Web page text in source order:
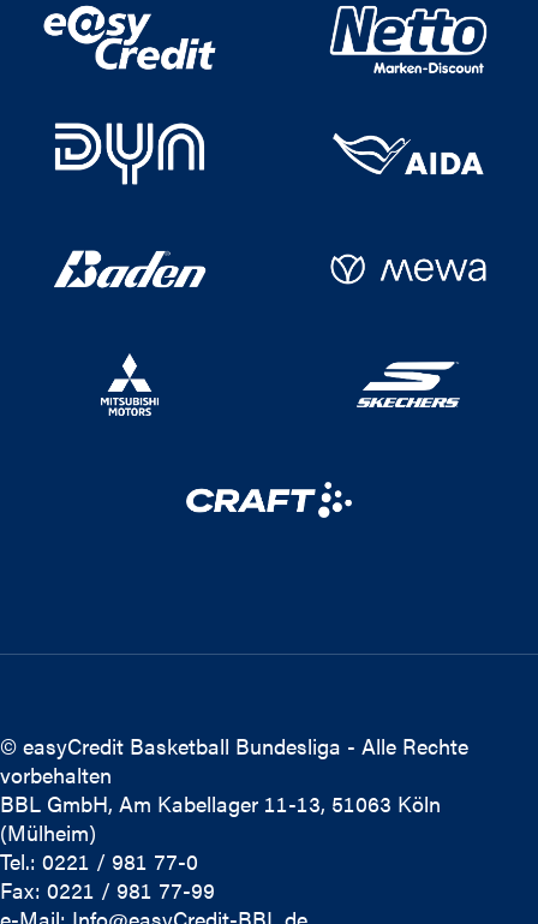
© easyCredit Basketball Bundesliga - Alle Rechte
vorbehalten
BBL GmbH, Am Kabellager 11-13, 51063 Köln
(Mülheim)
Tel.: 0221 / 981 77-0
Fax: 0221 / 981 77-99